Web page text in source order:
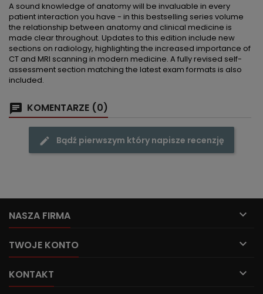
A sound knowledge of anatomy will be invaluable in every
patient interaction you have - in this bestselling series volume
the relationship between anatomy and clinical medicine is
made clear throughout. Updates to this edition include new
sections on radiology, highlighting the increased importance of
CT and MRI scanning in modern medicine. A fully revised self-
assessment section matching the latest exam formats is also
included.
KOMENTARZE (0)
Bądź pierwszym który napisze recenzję
NASZA FIRMA 
TWOJE KONTO 
KONTAKT 